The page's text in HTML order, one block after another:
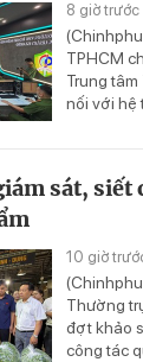
8 giờ trước
TPHCM
Trung
nối với hệ
sát, siết
10 giờ
Thường
đợt khảo
công tác